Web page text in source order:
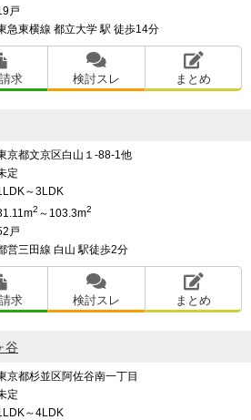
戸
急東横線 都立大学 駅 徒歩14分
求 検討スレ まとめ
京都文京区白山１-88-1他
定
～3LDK
2 ～103.3m2
戸
営三田線 白山 駅徒歩2分
求 検討スレ まとめ
谷
京都杉並区阿佐谷南一丁目
定
～4LDK